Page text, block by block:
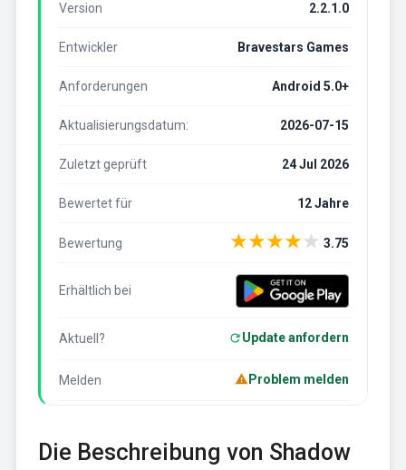
Version 2.2.1.0
Entwickler Bravestars Games
Anforderungen Android 5.0+
Aktualisierungsdatum: 2026-07-15
Zuletzt geprüft 24 Jul 2026
Bewertet für 12 Jahre
Bewertung ★★★★★ 3.75
Erhältlich bei
Aktuell? Update anfordern
Melden Problem melden
Die Beschreibung von Shadow